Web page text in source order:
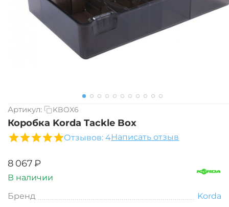
Артикул: KBOX6
Коробка Korda Tackle Box
Отзывов: 4Написать отзыв
‍8 067‍₽
В наличии
Бренд
Korda